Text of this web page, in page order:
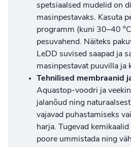
spetsiaalsed mudelid on
masinpestavaks. Kasuta
programm (kuni 30–40
pesuvahend. Näiteks
LeDD suvised saapad ja
masinpestavat puuvilla ja
Tehnilised membraanid
Aquastop-voodri ja
jalanõud ning
vajavad puhastamiseks
harja. Tugevad
poore ummistada ning